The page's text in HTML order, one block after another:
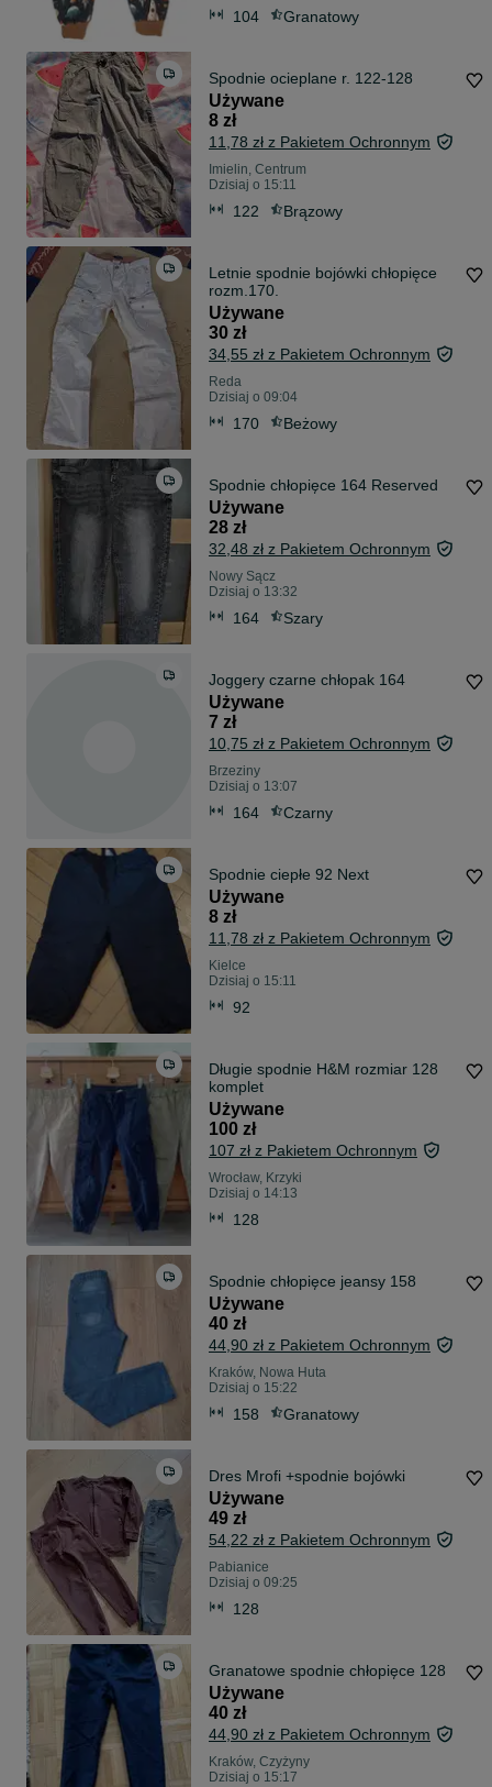
104 Granatowy
Spodnie ocieplane r. 122-128
Używane
8 zł
11,78 zł z Pakietem Ochronnym
Imielin, Centrum
Dzisiaj o 15:11
122 Brązowy
Letnie spodnie bojówki chłopięce
rozm.170.
Używane
30 zł
34,55 zł z Pakietem Ochronnym
Reda
Dzisiaj o 09:04
170 Beżowy
Spodnie chłopięce 164 Reserved
Używane
28 zł
32,48 zł z Pakietem Ochronnym
Nowy Sącz
Dzisiaj o 13:32
164 Szary
Joggery czarne chłopak 164
Używane
7 zł
10,75 zł z Pakietem Ochronnym
Brzeziny
Dzisiaj o 13:07
164 Czarny
Spodnie ciepłe 92 Next
Używane
8 zł
11,78 zł z Pakietem Ochronnym
Kielce
Dzisiaj o 15:11
92
Długie spodnie H&M rozmiar 128
komplet
Używane
100 zł
107 zł z Pakietem Ochronnym
Wrocław, Krzyki
Dzisiaj o 14:13
128
Spodnie chłopięce jeansy 158
Używane
40 zł
44,90 zł z Pakietem Ochronnym
Kraków, Nowa Huta
Dzisiaj o 15:22
158 Granatowy
Dres Mrofi +spodnie bojówki
Używane
49 zł
54,22 zł z Pakietem Ochronnym
Pabianice
Dzisiaj o 09:25
128
Granatowe spodnie chłopięce 128
Używane
40 zł
44,90 zł z Pakietem Ochronnym
Kraków, Czyżyny
Dzisiaj o 15:17